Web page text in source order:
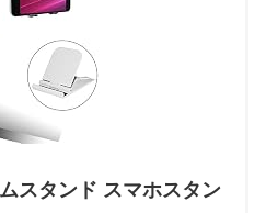
スタンド スマホスタン